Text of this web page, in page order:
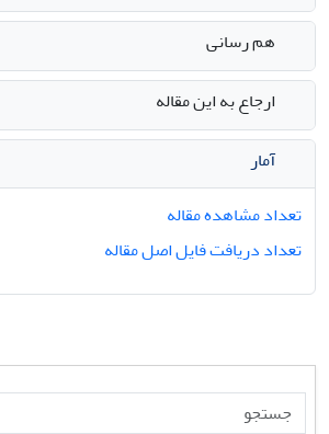
هم رسانی
ارجاع به این مقاله
آمار
تعداد مشاهده مقاله
تعداد دریافت فایل اصل مقاله